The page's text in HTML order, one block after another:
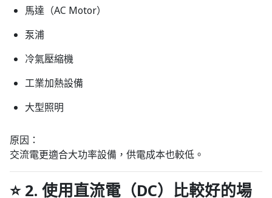
馬達（AC Motor）
泵浦
冷氣壓縮機
工業加熱設備
大型照明
原因：
交流電更適合大功率設備，供電成本也較低。
⭐ 2. 使用直流電（DC）比較好的場